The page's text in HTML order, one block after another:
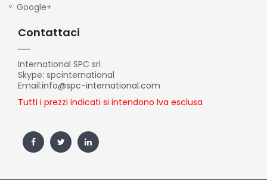
Google+
Contattaci
International SPC srl
Skype: spcinternational
Email:info@spc-international.com
Tutti i prezzi indicati si intendono Iva esclusa